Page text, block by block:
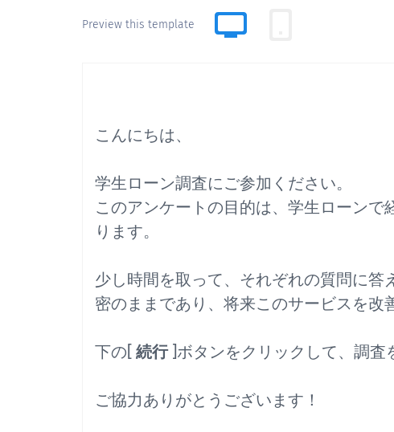
Preview this template
こんにちは、
学生ローン調査にご参加ください。
このアンケートの目的は、学生ローン
ります。
少し時間を取って、それぞれの質問に
密のままであり、将来このサービスを改
下の[ 続行]ボタンをクリックして、調査
ご協力ありがとうございます！